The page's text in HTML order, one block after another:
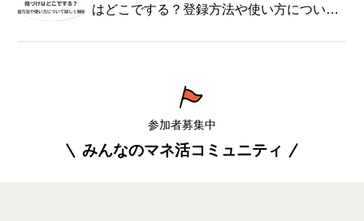
はどこでする？登録方法や使い方について
参加者募集中
みんなのマネ活コミュニティ